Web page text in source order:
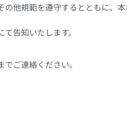
他規範を遵守するとともに、本
告知いたします。
ご連絡ください。